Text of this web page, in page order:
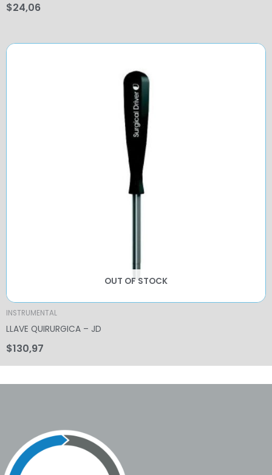
$24,06
OUT OF STOCK
INSTRUMENTAL
LLAVE QUIRURGICA – JD
$130,97